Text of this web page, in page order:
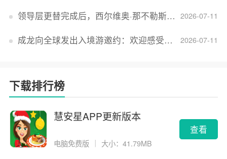
2026-07-11
领导层更替完成后，西尔维奥·那不勒斯出任Lucid首席执行官
2026-07-11
成龙向全球发出入境游邀约：欢迎感受无滤镜的真实中国
下载排行榜
慧安星APP更新版本
电脑免费版 大小：41.79MB
查看